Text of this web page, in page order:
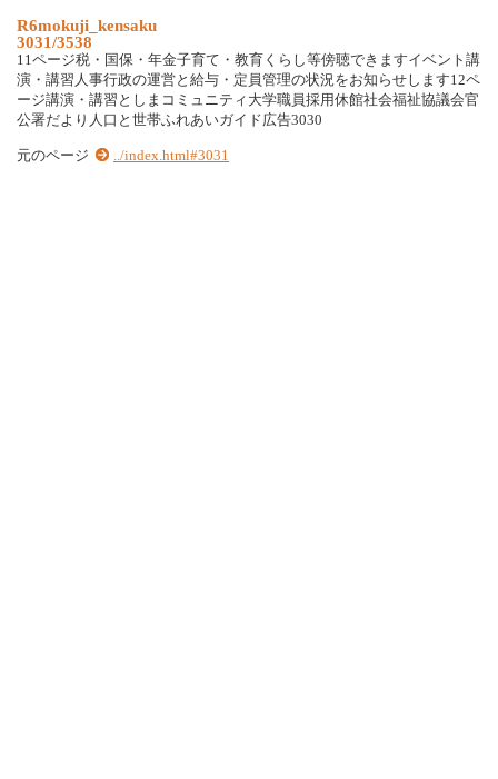
R6mokuji_kensaku
3031/3538
11ページ税・国保・年金子育て・教育くらし等傍聴できますイベント講
演・講習人事行政の運営と給与・定員管理の状況をお知らせします12ペ
ージ講演・講習としまコミュニティ大学職員採用休館社会福祉協議会官
公署だより人口と世帯ふれあいガイド広告3030
元のページ ../index.html#3031